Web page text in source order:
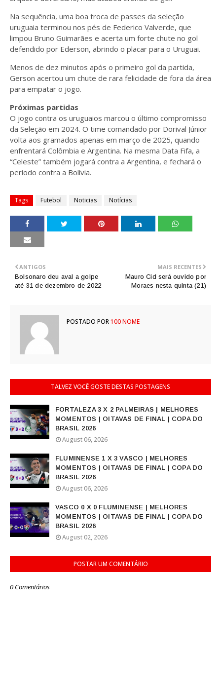
Na sequência, uma boa troca de passes da seleção
uruguaia terminou nos pés de Federico Valverde, que
limpou Bruno Guimarães e acerta um forte chute no gol
defendido por Ederson, abrindo o placar para o Uruguai.
Menos de dez minutos após o primeiro gol da partida,
Gerson acertou um chute de rara felicidade de fora da área
para empatar o jogo.
Próximas partidas
O jogo contra os uruguaios marcou o último compromisso
da Seleção em 2024. O time comandado por Dorival Júnior
volta aos gramados apenas em março de 2025, quando
enfrentará Colômbia e Argentina. Na mesma Data Fifa, a
“Celeste” também jogará contra a Argentina, e fechará o
período contra a Bolívia.
Tags Futebol Noticias Notícias
MAIS RECENTES
Mauro Cid será ouvido por
Moraes nesta quinta (21)
ANTIGOS
Bolsonaro deu aval a golpe
até 31 de dezembro de 2022
POSTADO POR100 NOME
TALVEZ VOCÊ GOSTE DESTAS POSTAGENS
FORTALEZA 3 X 2 PALMEIRAS | MELHORES
MOMENTOS | OITAVAS DE FINAL | COPA DO
BRASIL 2026
August 06, 2026
FLUMINENSE 1 X 3 VASCO | MELHORES
MOMENTOS | OITAVAS DE FINAL | COPA DO
BRASIL 2026
August 06, 2026
VASCO 0 X 0 FLUMINENSE | MELHORES
MOMENTOS | OITAVAS DE FINAL | COPA DO
BRASIL 2026
August 02, 2026
POSTAR UM COMENTÁRIO
0 Comentários